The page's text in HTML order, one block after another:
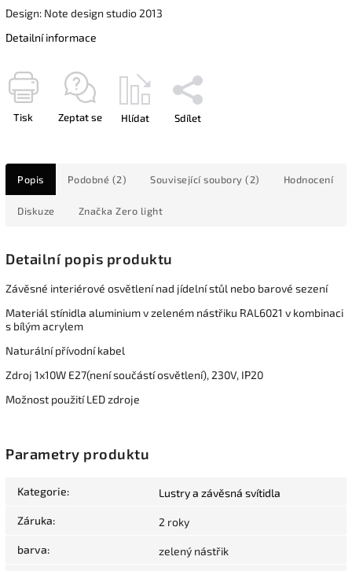
Design: Note design studio 2013
Detailní informace
Tisk Zeptat se Hlídat Sdílet
Popis Podobné (2) Související soubory (2) Hodnocení
Diskuze Značka Zero light
Detailní popis produktu
Závěsné interiérové osvětlení nad jídelní stůl nebo barové sezení
Materiál stínidla aluminium v zeleném nástřiku RAL6021 v kombinaci
s bílým acrylem
Naturální přívodní kabel
Zdroj 1x10W E27(není součástí osvětlení), 230V, IP20
Možnost použití LED zdroje
Parametry produktu
Kategorie: Lustry a závěsná svítidla
Záruka: 2 roky
barva: zelený nástřik